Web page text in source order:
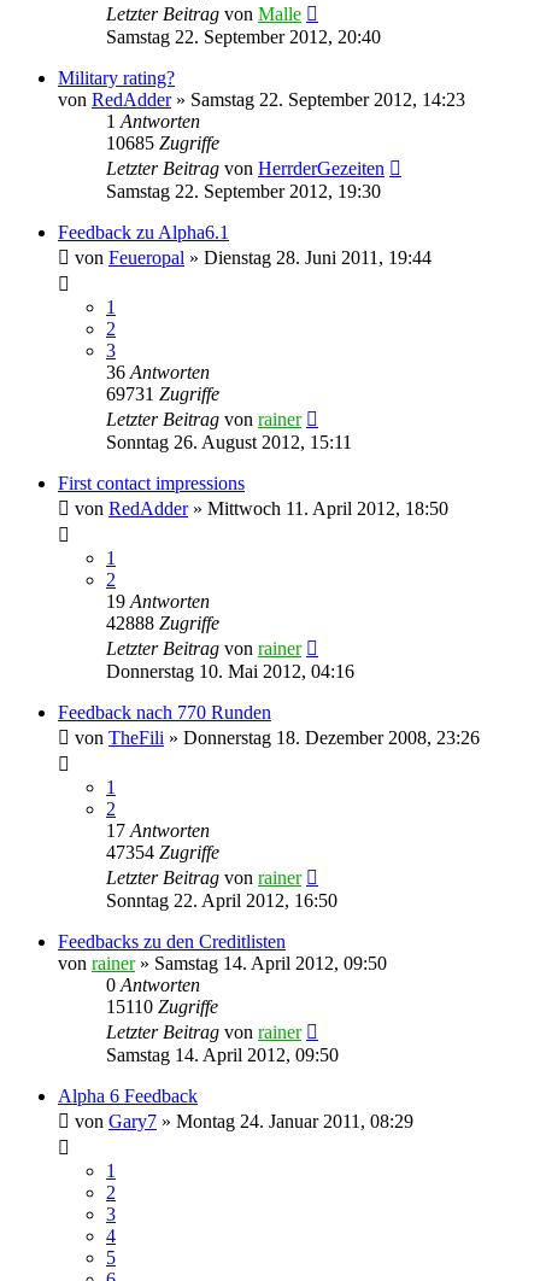
Letzter Beitrag von Malle
Samstag 22. September 2012, 20:40
Military rating?
von RedAdder» Samstag 22. September 2012, 14:23
1 Antworten
10685 Zugriffe
Letzter Beitrag von HerrderGezeiten
Samstag 22. September 2012, 19:30
Feedback zu Alpha6.1
von Feueropal » Dienstag 28. Juni 2011, 19:44
1
2
3
36 Antworten
69731 Zugriffe
Letzter Beitrag von rainer
Sonntag 26. August 2012, 15:11
First contact impressions
von RedAdder» Mittwoch 11. April 2012, 18:50
1
2
19 Antworten
42888 Zugriffe
Letzter Beitrag von rainer
Donnerstag 10. Mai 2012, 04:16
Feedback nach 770 Runden
von TheFili » Donnerstag 18. Dezember 2008, 23:26
1
2
17 Antworten
47354 Zugriffe
Letzter Beitrag von rainer
Sonntag 22. April 2012, 16:50
Feedbacks zu den Creditlisten
von rainer» Samstag 14. April 2012, 09:50
0 Antworten
15110 Zugriffe
Letzter Beitrag von rainer
Samstag 14. April 2012, 09:50
Alpha 6 Feedback
von Gary7 » Montag 24. Januar 2011, 08:29
1
2
3
4
5